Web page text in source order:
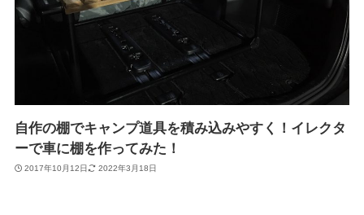
自作の棚でキャンプ道具を積み込みやすく！イレクタ
ーで車に棚を作ってみた！
2017年10月12日 2022年3月18日